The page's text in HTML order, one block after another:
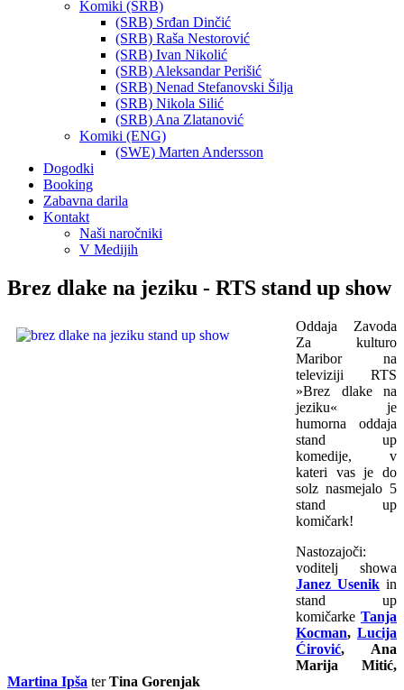
Komiki (SRB)
(SRB) Srđan Dinčić
(SRB) Raša Nestorović
(SRB) Ivan Nikolić
(SRB) Aleksandar Perišić
(SRB) Nenad Stefanovski Šilja
(SRB) Nikola Silić
(SRB) Ana Zlatanović
Komiki (ENG)
(SWE) Marten Andersson
Dogodki
Booking
Zabavna darila
Kontakt
Naši naročniki
V Medijih
Brez dlake na jeziku - RTS stand up show
Oddaja Zavoda
Za kulturo
Maribor na
televiziji RTS
»Brez dlake na
jeziku« je
humorna oddaja
stand up
komedije, v
kateri vas je do
solz nasmejalo 5
stand up
komičark!
Nastozajoči:
voditelj showa
Janez Usenik in
stand up
komičarke Tanja
Kocman, Lucija
Ćirović, Ana
Marija Mitić,
Martina Ipša terTina Gorenjak